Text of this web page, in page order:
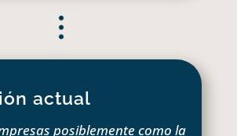
actual
posiblemente como la